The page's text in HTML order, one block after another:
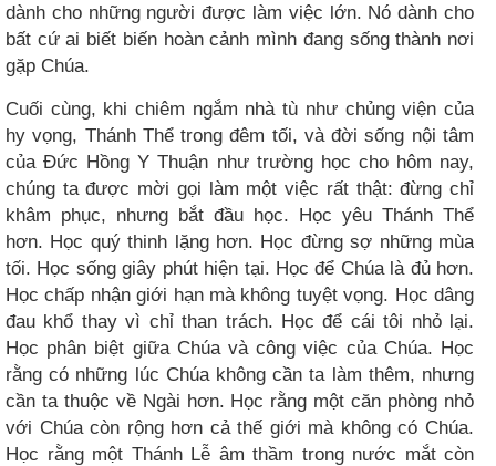
dành cho những người được làm việc lớn. Nó dành cho
bất cứ ai biết biến hoàn cảnh mình đang sống thành nơi
gặp Chúa.
Cuối cùng, khi chiêm ngắm nhà tù như chủng viện của
hy vọng, Thánh Thể trong đêm tối, và đời sống nội tâm
của Đức Hồng Y Thuận như trường học cho hôm nay,
chúng ta được mời gọi làm một việc rất thật: đừng chỉ
khâm phục, nhưng bắt đầu học. Học yêu Thánh Thể
hơn. Học quý thinh lặng hơn. Học đừng sợ những mùa
tối. Học sống giây phút hiện tại. Học để Chúa là đủ hơn.
Học chấp nhận giới hạn mà không tuyệt vọng. Học dâng
đau khổ thay vì chỉ than trách. Học để cái tôi nhỏ lại.
Học phân biệt giữa Chúa và công việc của Chúa. Học
rằng có những lúc Chúa không cần ta làm thêm, nhưng
cần ta thuộc về Ngài hơn. Học rằng một căn phòng nhỏ
với Chúa còn rộng hơn cả thế giới mà không có Chúa.
Học rằng một Thánh Lễ âm thầm trong nước mắt còn